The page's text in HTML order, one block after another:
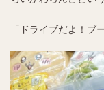
「ドライブだよ！